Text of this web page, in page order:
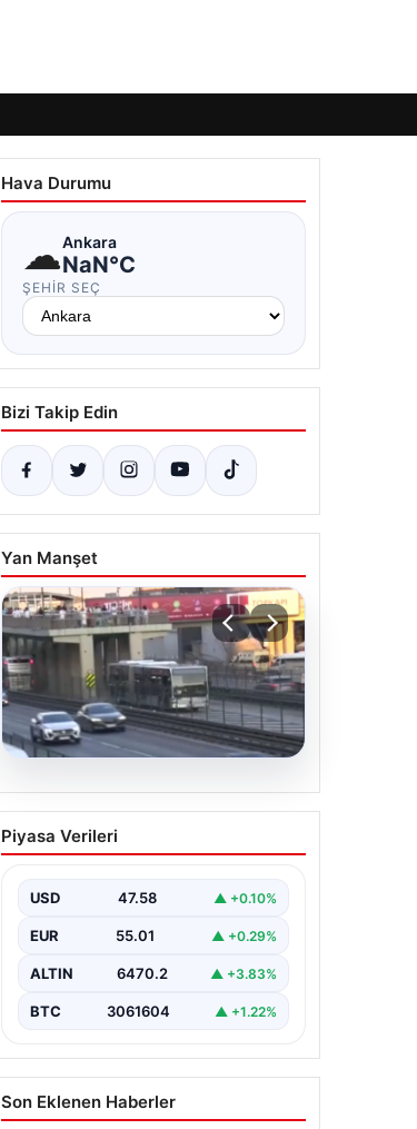
Hava Durumu
☁Ankara
NaN°C
ŞEHIR SEÇ
Bizi Takip Edin
Yan Manşet
04.08.2026
Yola düştü, metrobüs
çarptı: Kadının durumu
Piyasa Verileri
USD 47.58 ▲ +0.10%
EUR 55.01 ▲ +0.29%
ALTIN 6470.2 ▲ +3.83%
BTC 3061604 ▲ +1.22%
Son Eklenen Haberler